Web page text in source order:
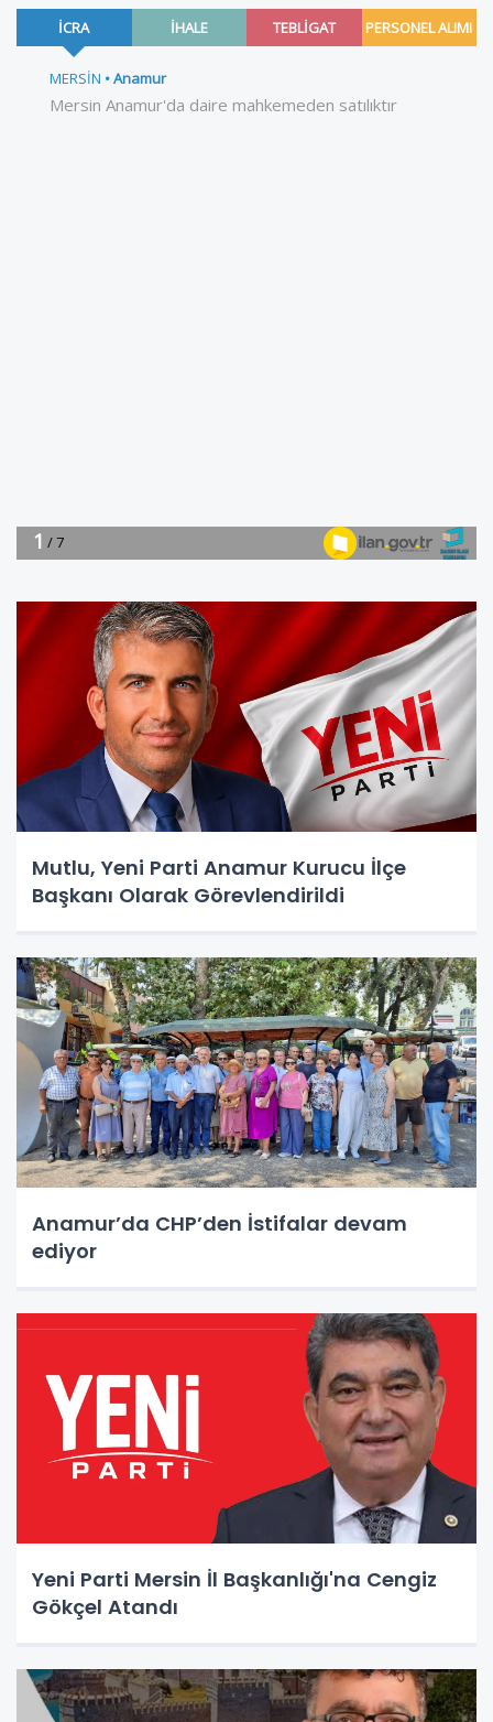
Mutlu, Yeni Parti Anamur Kurucu İlçe
Başkanı Olarak Görevlendirildi
Anamur’da CHP’den İstifalar devam
ediyor
Yeni Parti Mersin İl Başkanlığı'na Cengiz
Gökçel Atandı